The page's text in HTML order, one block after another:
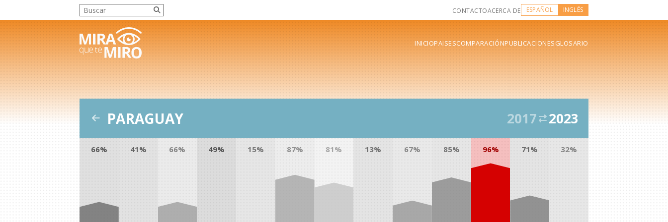
CONTACTOACERCA DE ESPAÑOL INGLÉS
INICIOPAISESCOMPARACIÓNPUBLICACIONESGLOSARIO
PARAGUAY 2017 2023
66% 41% 66% 49% 15% 87% 81% 13% 67% 85% 96% 71% 32%